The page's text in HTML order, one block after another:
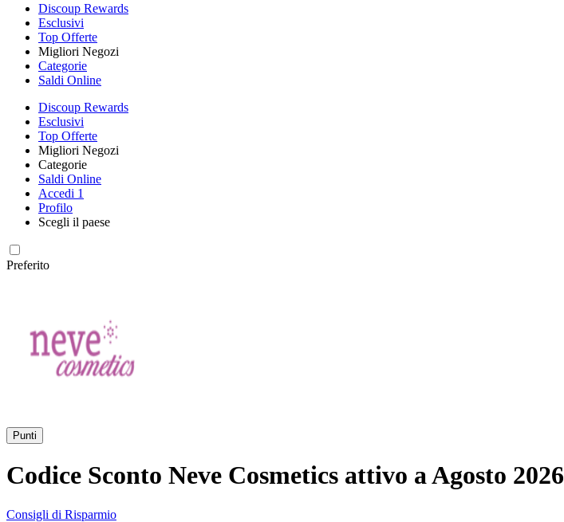
Discoup Rewards
Esclusivi
Top Offerte
Migliori Negozi
Categorie
Saldi Online
Discoup Rewards
Esclusivi
Top Offerte
Migliori Negozi
Categorie
Saldi Online
Accedi 1
Profilo
Scegli il paese
Preferito
Punti
Codice Sconto Neve Cosmetics attivo a Agosto 2026
Consigli di Risparmio